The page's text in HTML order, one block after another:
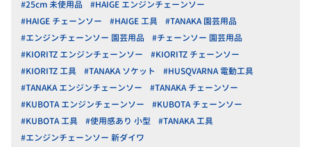
#25cm 未使用品
#HAIGE エンジンチェーンソー
#HAIGE チェーンソー
#HAIGE 工具
#TANAKA 園芸用品
#エンジンチェーンソー 園芸用品
#チェーンソー 園芸用品
#KIORITZ エンジンチェーンソー
#KIORITZ チェーンソー
#KIORITZ 工具
#TANAKA ソケット
#HUSQVARNA 電動工具
#TANAKA エンジンチェーンソー
#TANAKA チェーンソー
#KUBOTA エンジンチェーンソー
#KUBOTA チェーンソー
#KUBOTA 工具
#使用感あり 小型
#TANAKA 工具
#エンジンチェーンソー 新ダイワ